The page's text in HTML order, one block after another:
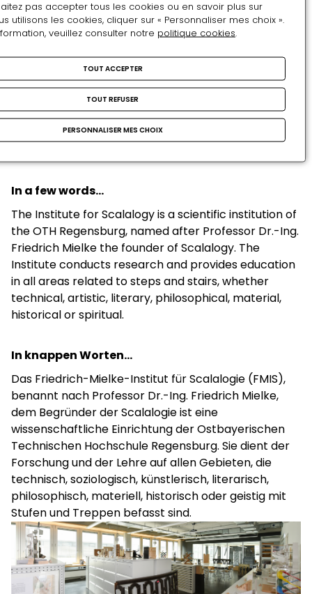
technische, technologische, gestalterische und
gesellschaftliche Fragestellungen und stellt seine
Wissenssammlung allen Forschenden zur Verfügung.
Zu den Aktivitäten in Forschung, Lehre und Transfer
zählen regelmäßige
Lehrveranstaltungen an der OTH Regensburg, die
Veranstaltungen von und die Teilnahme an
Ausstellungen sowie die Unterstützung von
In a few words…
The Institute for Scalalogy is a scientific institution of
the OTH Regensburg, named after Professor Dr.-Ing.
Friedrich Mielke the founder of Scalalogy. The
Institute conducts research and provides education
in all areas related to steps and stairs, whether
technical, artistic, literary, philosophical, material,
historical or spiritual.
In knappen Worten…
Das Friedrich-Mielke-Institut für Scalalogie (FMIS),
benannt nach Professor Dr.-Ing. Friedrich Mielke,
dem Begründer der Scalalogie ist eine
wissenschaftliche Einrichtung der Ostbayerischen
Technischen Hochschule Regensburg. Sie dient der
Forschung und der Lehre auf allen Gebieten, die
technisch, soziologisch, künstlerisch, literarisch,
philosophisch, materiell, historisch oder geistig mit
Stufen und Treppen befasst sind.
pas accepter tous les cookies ou en savoir plus sur
utilisons les cookies, cliquer sur « Personnaliser mes choix ».
veuillez consulter notre politique cookies.
TOUT ACCEPTER
TOUT REFUSER
PERSONNALISER MES CHOIX